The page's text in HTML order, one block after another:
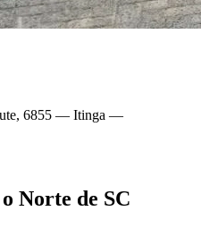
6855 — Itinga —
Norte de SC